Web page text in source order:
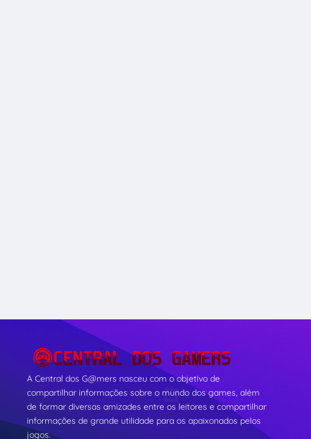
A Central dos G@mers nasceu com o objetivo de
compartilhar informações sobre o mundo dos games, além
de formar diversas amizades entre os leitores e compartilhar
informações de grande utilidade para os apaixonados pelos
jogos.